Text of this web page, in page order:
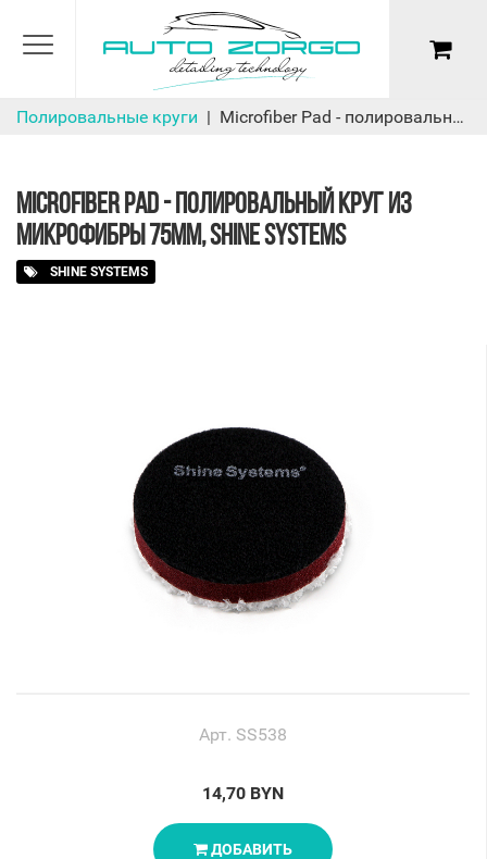
Полировальные круги Microfiber Pad - полировальный круг из микрофибры 75мм, Shine Systems
MICROFIBER PAD - ПОЛИРОВАЛЬНЫЙ КРУГ ИЗ
МИКРОФИБРЫ 75ММ, SHINE SYSTEMS
SHINE SYSTEMS
Арт. SS538
14,70 BYN
ДОБАВИТЬ